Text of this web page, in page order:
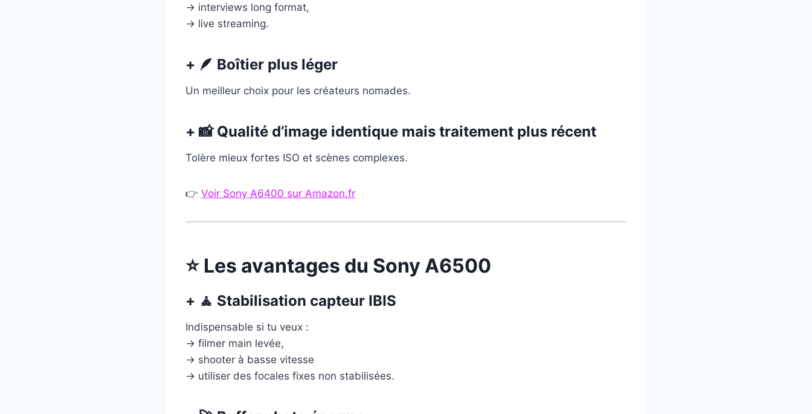
→ interviews long format,
→ live streaming.
+ 🪶 Boîtier plus léger
Un meilleur choix pour les créateurs nomades.
+ 📸 Qualité d’image identique mais traitement plus récent
Tolère mieux fortes ISO et scènes complexes.
👉 Voir Sony A6400 sur Amazon.fr
⭐ Les avantages du Sony A6500
+ 🧘 Stabilisation capteur IBIS
Indispensable si tu veux :
→ filmer main levée,
→ shooter à basse vitesse
→ utiliser des focales fixes non stabilisées.